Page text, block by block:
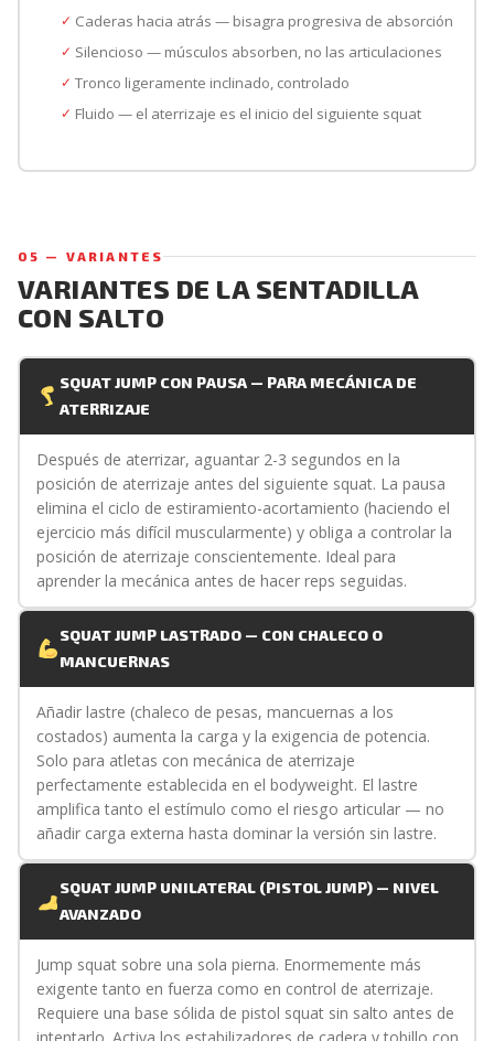
Caderas hacia atrás — bisagra progresiva de absorción
Silencioso — músculos absorben, no las articulaciones
Tronco ligeramente inclinado, controlado
Fluido — el aterrizaje es el inicio del siguiente squat
05 — VARIANTES
VARIANTES DE LA SENTADILLA
CON SALTO
SQUAT JUMP CON PAUSA — PARA MECÁNICA DE
ATERRIZAJE
Después de aterrizar, aguantar 2-3 segundos en la
posición de aterrizaje antes del siguiente squat. La pausa
elimina el ciclo de estiramiento-acortamiento (haciendo el
ejercicio más difícil muscularmente) y obliga a controlar la
posición de aterrizaje conscientemente. Ideal para
aprender la mecánica antes de hacer reps seguidas.
SQUAT JUMP LASTRADO — CON CHALECO O
MANCUERNAS
Añadir lastre (chaleco de pesas, mancuernas a los
costados) aumenta la carga y la exigencia de potencia.
Solo para atletas con mecánica de aterrizaje
perfectamente establecida en el bodyweight. El lastre
amplifica tanto el estímulo como el riesgo articular — no
añadir carga externa hasta dominar la versión sin lastre.
SQUAT JUMP UNILATERAL (PISTOL JUMP) — NIVEL
AVANZADO
Jump squat sobre una sola pierna. Enormemente más
exigente tanto en fuerza como en control de aterrizaje.
Requiere una base sólida de pistol squat sin salto antes de